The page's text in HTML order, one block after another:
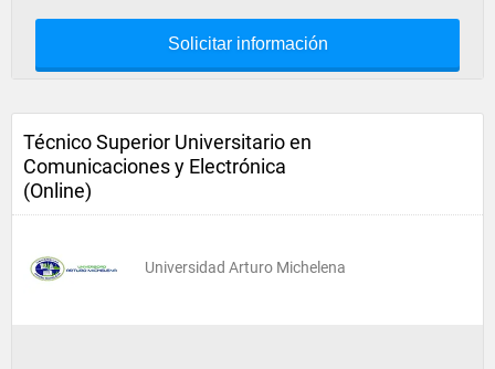
Solicitar información
Técnico Superior Universitario en
Comunicaciones y Electrónica
(Online)
Universidad Arturo Michelena